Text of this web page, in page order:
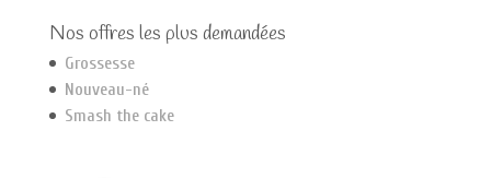
Nos offres les plus demandées
Grossesse
Nouveau-né
Smash the cake